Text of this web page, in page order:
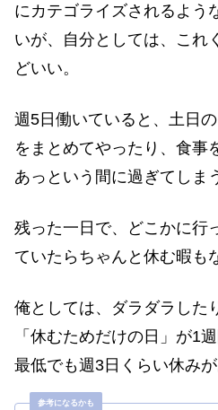
にカテゴライズされるよう
いが、自分としては、これ
どいい。
週5日働いていると、土日
をまとめてやったり、食事
あっという間に過ぎてしま
残った一日で、どこかに行
ていたらちゃんと休む暇も
俺としては、ダラダラした
「休むためだけの日」が1
最低でも週3日くらい休み